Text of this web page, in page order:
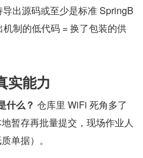
出源码或至少是标准 SpringB
制的低代码 = 换了包装的供
实能力
什么？ 仓库里 WiFi 死角多了
暂存再批量提交，现场作业人
单据）。